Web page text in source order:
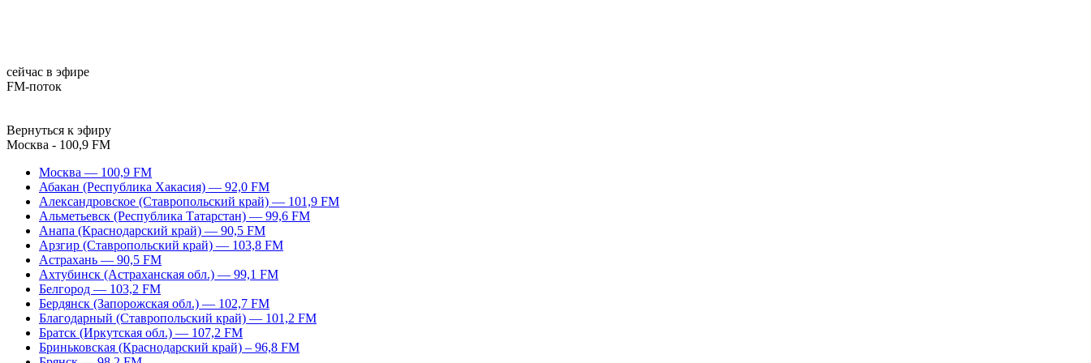
сейчас в эфире
FM-поток
Вернуться к эфиру
Москва - 100,9 FM
Москва — 100,9 FM
Абакан (Республика Хакасия) — 92,0 FM
Александровское (Ставропольский край) — 101,9 FM
Альметьевск (Республика Татарстан) — 99,6 FM
Анапа (Краснодарский край) — 90,5 FM
Арзгир (Ставропольский край) — 103,8 FM
Астрахань — 90,5 FM
Ахтубинск (Астраханская обл.) — 99,1 FM
Белгород — 103,2 FM
Бердянск (Запорожская обл.) — 102,7 FM
Благодарный (Ставропольский край) — 101,2 FM
Братск (Иркутская обл.) — 107,2 FM
Бриньковская (Краснодарский край) – 96,8 FM